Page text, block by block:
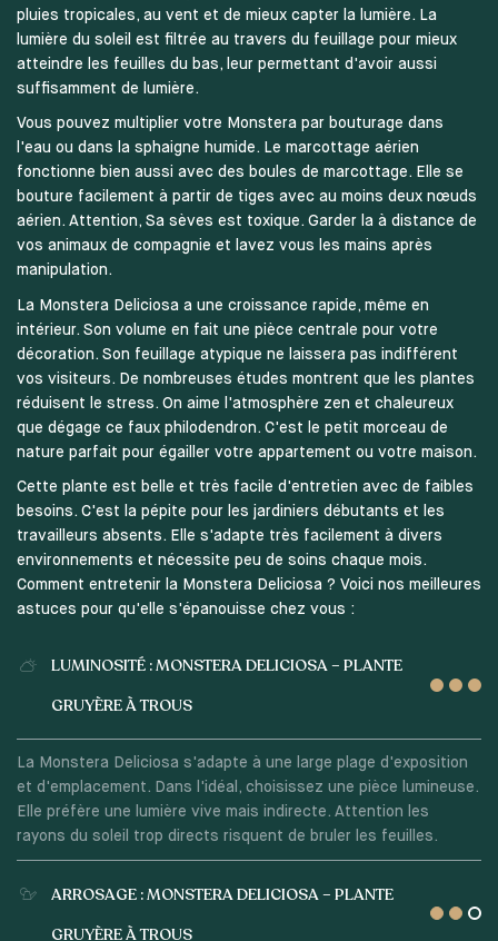
pluies tropicales, au vent et de mieux capter la lumière. La
lumière du soleil est filtrée au travers du feuillage pour mieux
atteindre les feuilles du bas, leur permettant d'avoir aussi
suffisamment de lumière.
Vous pouvez multiplier votre Monstera par bouturage dans
l'eau ou dans la sphaigne humide. Le marcottage aérien
fonctionne bien aussi avec des boules de marcottage. Elle se
bouture facilement à partir de tiges avec au moins deux nœuds
aérien. Attention, Sa sèves est toxique. Garder la à distance de
vos animaux de compagnie et lavez vous les mains après
manipulation.
La Monstera Deliciosa a une croissance rapide, même en
intérieur. Son volume en fait une pièce centrale pour votre
décoration. Son feuillage atypique ne laissera pas indifférent
vos visiteurs. De nombreuses études montrent que les plantes
réduisent le stress. On aime l'atmosphère zen et chaleureux
que dégage ce faux philodendron. C'est le petit morceau de
nature parfait pour égailler votre appartement ou votre maison.
Cette plante est belle et très facile d'entretien avec de faibles
besoins. C'est la pépite pour les jardiniers débutants et les
travailleurs absents. Elle s'adapte très facilement à divers
environnements et nécessite peu de soins chaque mois.
Comment entretenir la Monstera Deliciosa ? Voici nos meilleures
astuces pour qu'elle s'épanouisse chez vous :
LUMINOSITÉ : MONSTERA DELICIOSA – PLANTE
GRUYÈRE À TROUS
La Monstera Deliciosa s'adapte à une large plage d'exposition
et d'emplacement. Dans l'idéal, choisissez une pièce lumineuse.
Elle préfère une lumière vive mais indirecte. Attention les
rayons du soleil trop directs risquent de bruler les feuilles.
ARROSAGE : MONSTERA DELICIOSA – PLANTE
GRUYÈRE À TROUS